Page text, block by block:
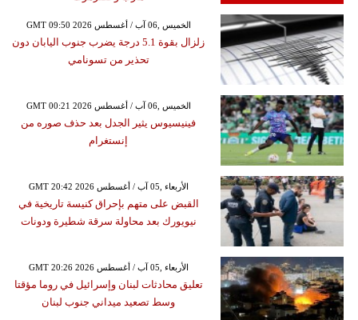
GMT 09:50 2026 الخميس ,06 آب / أغسطس
زلزال بقوة 5.1 درجة يضرب جنوب اليابان دون
تحذير من تسونامي
GMT 00:21 2026 الخميس ,06 آب / أغسطس
فينيسيوس يثير الجدل بعد حذف صوره من
إنستغرام
GMT 20:42 2026 الأربعاء ,05 آب / أغسطس
القبض على متهم بإحراق كنيسة تاريخية في
نيويورك بعد محاولة سرقة شطيرة ودونات
GMT 20:26 2026 الأربعاء ,05 آب / أغسطس
تعليق محادثات لبنان وإسرائيل في روما مؤقتا
وسط تصعيد ميداني جنوب لبنان